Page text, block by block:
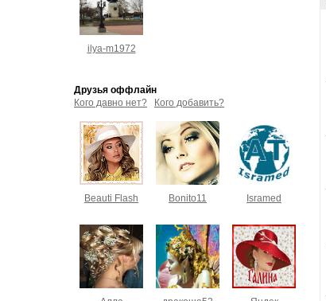
ilya-m1972
Друзья оффлайн
Кого давно нет?
Кого добавить?
Beauti Flash Bonito11 Isramed